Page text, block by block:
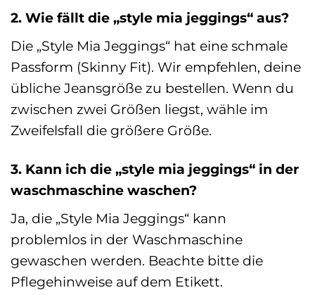
2. Wie fällt die „style mia jeggings“ aus?
Die „Style Mia Jeggings“ hat eine schmale
Passform (Skinny Fit). Wir empfehlen, deine
übliche Jeansgröße zu bestellen. Wenn du
zwischen zwei Größen liegst, wähle im
Zweifelsfall die größere Größe.
3. Kann ich die „style mia jeggings“ in der
waschmaschine waschen?
Ja, die „Style Mia Jeggings“ kann
problemlos in der Waschmaschine
gewaschen werden. Beachte bitte die
Pflegehinweise auf dem Etikett.